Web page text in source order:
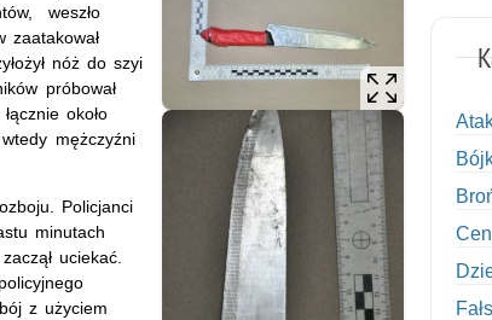
weszło
nóż do szyi
próbował
około
mężczyźni
Policjanci
minutach
uciekać.
z użyciem